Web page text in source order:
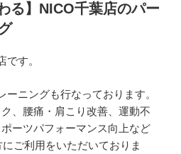
る】NICO千葉店のパー
です。
ニングも行なっております。
、腰痛・肩こり改善、運動不
ーツパフォーマンス向上など
ご利用をいただいておりま